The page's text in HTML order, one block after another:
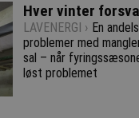
Hver vinter
LAVENERGI › En
problemer med
sal – når
løst problemet